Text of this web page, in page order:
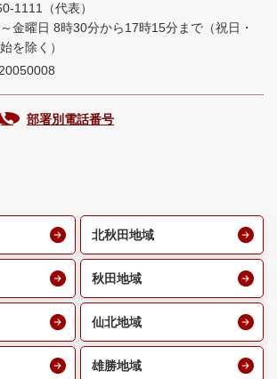
1111（代表）
金曜日 8時30分から17時15分まで （祝日・
を除く）
部署別電話番号
北秋田地域
秋田地域
仙北地域
雄勝地域